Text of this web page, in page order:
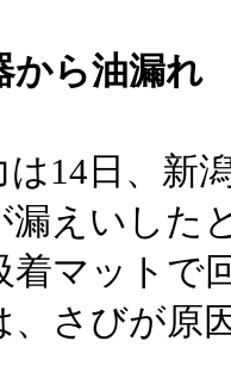
から油漏
14日、新
漏えいした
着マットで
さびが原